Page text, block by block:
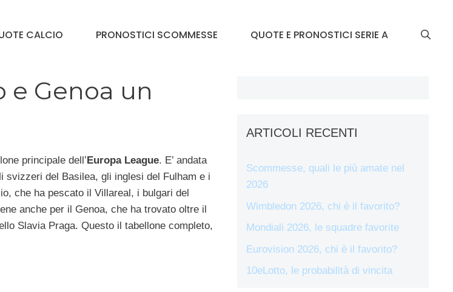
CALCIO PRONOSTICI SCOMMESSE QUOTE E PRONOSTICI SERIE A
e Genoa un
principale dell’Europa League. E’ andata
svizzeri del Basilea, gli inglesi del Fulham e i
che ha pescato il Villareal, i bulgari del
anche per il Genoa, che ha trovato oltre il
Slavia Praga. Questo il tabellone completo,
ARTICOLI RECENTI
Scommesse, quali le più amate nel
2026
Wimbledon 2026, chi è il favorito?
Mondiali 2026, le squadre favorite
Eurovision 2026, chi è il favorito?
10eLotto, le probabilità di vincita